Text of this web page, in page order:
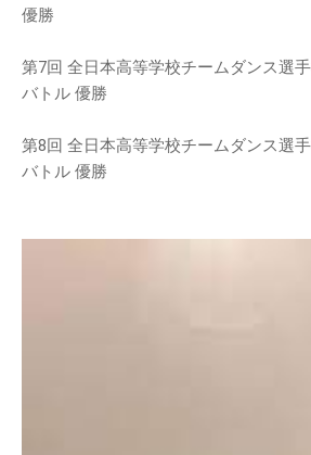
優勝
第7回 全日本高等学校チームダンス選
バトル 優勝
第8回 全日本高等学校チームダンス選
バトル 優勝